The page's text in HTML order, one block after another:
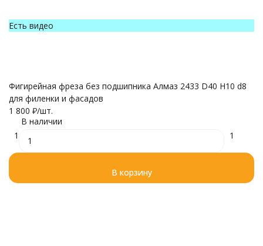
Есть видео
Фигирейная фреза без подшипника Алмаз 2433 D40 H10 d8
для филенки и фасадов
1 800 ₽/шт.
В наличии
1
1
В корзину